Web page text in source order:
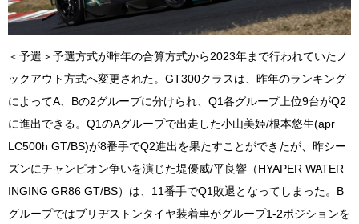
＜予選＞予選方式が昨年の合算方式から2023年まで行われていたノ
ックアウト方式へ変更された。GT300クラスは、昨年のランキング
によってA、Bの2グループに分けられ、Q1各グループ上位9台がQ2
に進出できる。Q1のAグループで出走した小山美姫/根本悠生(apr
LC500h GT/BS)が8番手でQ2進出を果たすことができたが、昨シー
ズンにチャンピオン争いを演じた堤優威/平良響（HYAPER WATER
INGING GR86 GT/BS）は、11番手でQ1敗退となってしまった。B
グループではブリヂストンタイヤ装着車がグループ1-2ポジションを